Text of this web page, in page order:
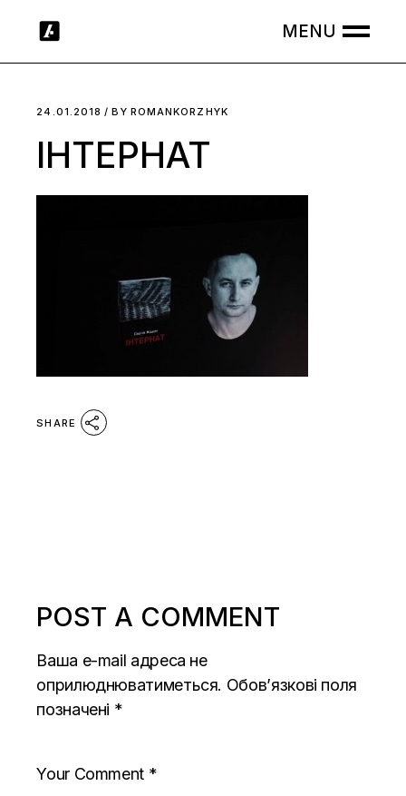
24.01.2018 BY ROMANKORZHYK
ІНТЕРНАТ
SHARE
POST A COMMENT
Ваша e-mail адреса не
оприлюднюватиметься. Обов’язкові поля
позначені *